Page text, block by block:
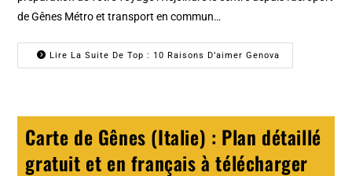
de Gênes Métro et transport en commun…
Lire La Suite De Top : 10 Raisons D’aimer Genova
Carte de Gênes (Italie) : Plan détaillé
gratuit et en français à télécharger